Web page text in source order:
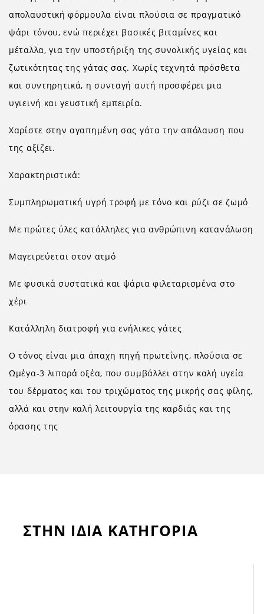
απολαυστική φόρμουλα είναι πλούσια σε πραγματικό
ψάρι τόνου, ενώ περιέχει βασικές βιταμίνες και
μέταλλα, για την υποστήριξη της συνολικής υγείας και
ζωτικότητας της γάτας σας. Χωρίς τεχνητά πρόσθετα
και συντηρητικά, η συνταγή αυτή προσφέρει μια
υγιεινή και γευστική εμπειρία.
Χαρίστε στην αγαπημένη σας γάτα την απόλαυση που
της αξίζει.
Χαρακτηριστικά:
Συμπληρωματική υγρή τροφή με τόνο και ρύζι σε ζωμό
Με πρώτες ύλες κατάλληλες για ανθρώπινη κατανάλωση
Μαγειρεύεται στον ατμό
Με φυσικά συστατικά και ψάρια φιλεταρισμένα στο
χέρι
Κατάλληλη διατροφή για ενήλικες γάτες
Ο τόνος είναι μια άπαχη πηγή πρωτεΐνης, πλούσια σε
Ωμέγα-3 λιπαρά οξέα, που συμβάλλει στην καλή υγεία
του δέρματος και του τριχώματος της μικρής σας φίλης,
αλλά και στην καλή λειτουργία της καρδιάς και της
όρασης της
ΣΤΗΝ ΙΔΙΑ ΚΑΤΗΓΟΡΙΑ